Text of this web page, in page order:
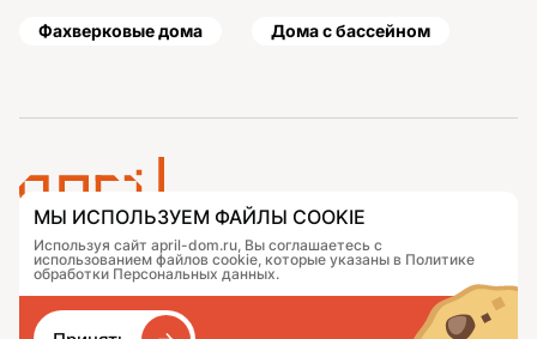
Фахверковые дома Дома с бассейном
Проекты
Подобрать дом
Портфолио
О компании
Контакты
Журнал
Как заказать
МЫ ИСПОЛЬЗУЕМ ФАЙЛЫ COOKIE
Используя сайт april-dom.ru, Вы соглашаетесь с
использованием файлов cookie, которые указаны в Политике
обработки Персональных данных.